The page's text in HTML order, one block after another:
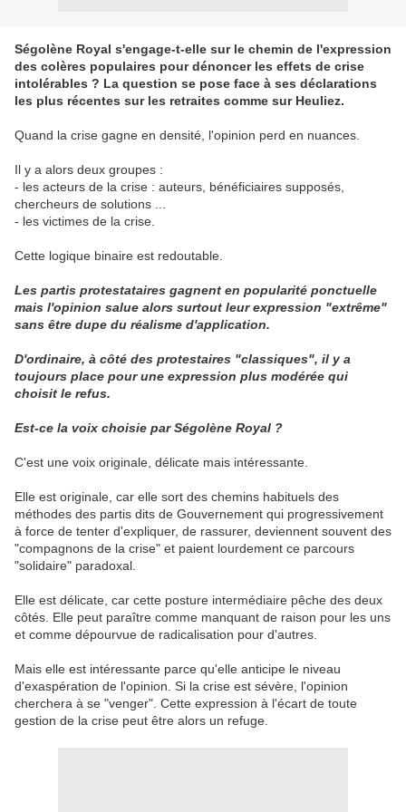
Ségolène Royal s'engage-t-elle sur le chemin de l'expression
des colères populaires pour dénoncer les effets de crise
intolérables ? La question se pose face à ses déclarations
les plus récentes sur les retraites comme sur Heuliez.
Quand la crise gagne en densité, l'opinion perd en nuances.
Il y a alors deux groupes :
- les acteurs de la crise : auteurs, bénéficiaires supposés,
chercheurs de solutions ...
- les victimes de la crise.
Cette logique binaire est redoutable.
Les partis protestataires gagnent en popularité ponctuelle
mais l'opinion salue alors surtout leur expression "extrême"
sans être dupe du réalisme d'application.
D'ordinaire, à côté des protestaires "classiques", il y a
toujours place pour une expression plus modérée qui
choisit le refus.
Est-ce la voix choisie par Ségolène Royal ?
C'est une voix originale, délicate mais intéressante.
Elle est originale, car elle sort des chemins habituels des
méthodes des partis dits de Gouvernement qui progressivement
à force de tenter d'expliquer, de rassurer, deviennent souvent des
"compagnons de la crise" et paient lourdement ce parcours
"solidaire" paradoxal.
Elle est délicate, car cette posture intermédiaire pêche des deux
côtés. Elle peut paraître comme manquant de raison pour les uns
et comme dépourvue de radicalisation pour d'autres.
Mais elle est intéressante parce qu'elle anticipe le niveau
d'exaspération de l'opinion. Si la crise est sévère, l'opinion
cherchera à se "venger". Cette expression à l'écart de toute
gestion de la crise peut être alors un refuge.